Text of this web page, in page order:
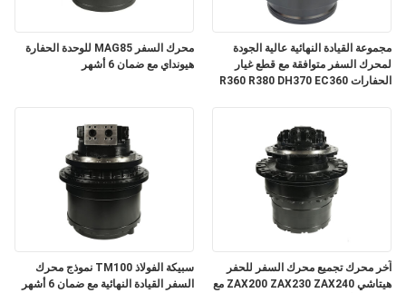
محرك السفر MAG85 للوحدة الحفارة
هيونداي مع ضمان 6 أشهر
مجموعة القيادة النهائية عالية الجودة
لمحرك السفر متوافقة مع قطع غيار
الحفارات R360 R380 DH370 EC360
سبيكة الفولاذ TM100 نموذج محرك
السفر القيادة النهائية مع ضمان 6 أشهر
آخر محرك تجميع محرك السفر للحفر
هيتاشي ZAX200 ZAX230 ZAX240 مع